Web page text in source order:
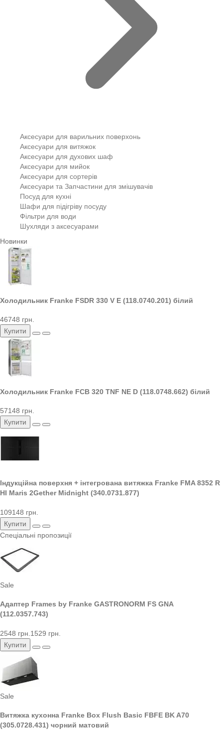
Аксесуари для варильних поверхонь
Аксесуари для витяжок
Аксесуари для духових шаф
Аксесуари для мийок
Аксесуари для сортерів
Аксесуари та Запчастини для змішувачів
Посуд для кухні
Шафи для підігріву посуду
Фільтри для води
Шухляди з аксесуарами
Новинки
Холодильник Franke FSDR 330 V E (118.0740.201) білий
46748 грн.
Купити
Холодильник Franke FCB 320 TNF NE D (118.0748.662) білий
57148 грн.
Купити
Індукційна поверхня + інтегрована витяжка Franke FMA 8352 R
HI Maris 2Gether Midnight (340.0731.877)
109148 грн.
Купити
Спеціальні пропозиції
Sale
Адаптер Frames by Franke GASTRONORM FS GNA
(112.0357.743)
2548 грн. 1529 грн.
Купити
Sale
Витяжка кухонна Franke Box Flush Basic FBFE BK A70
(305.0728.431) чорний матовий